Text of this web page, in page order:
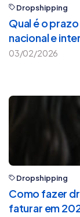
Dropshipping
Qual é o
nacional e
03/02/2026
Dropshipping
Como fazer
faturar em